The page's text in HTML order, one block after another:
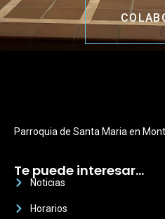
Parroquia de Santa Maria en
Te puede interesar…
Noticias
Horarios